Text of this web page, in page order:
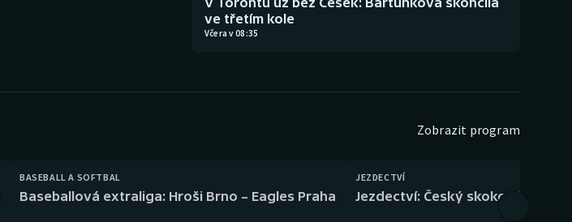
ve třetím kole
Včera v 08:35
Zobrazit program
BASEBALL A SOFTBAL
Baseballová extraliga: Hroši Brno – Eagles Praha
JEZDECTVÍ
Jezdectví: Český skokový pohár